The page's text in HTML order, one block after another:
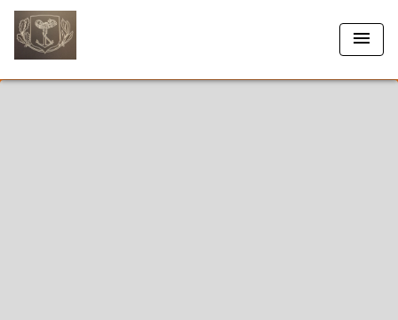
menu